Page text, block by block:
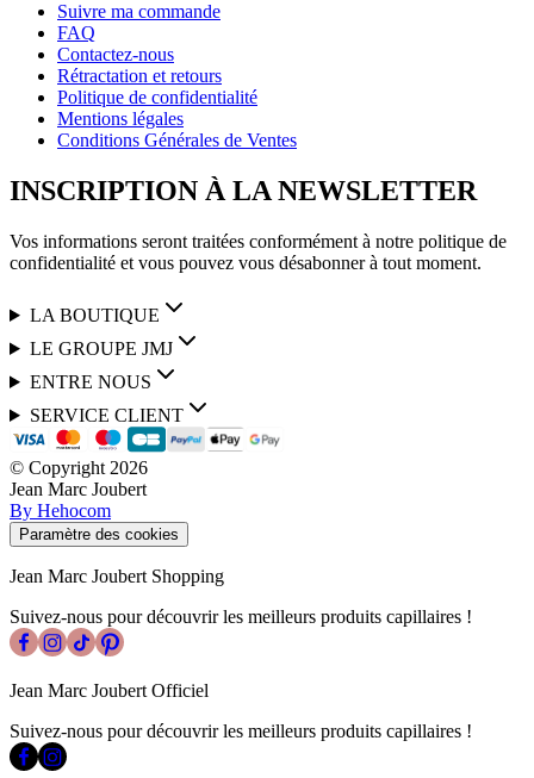
Suivre ma commande
FAQ
Contactez-nous
Rétractation et retours
Politique de confidentialité
Mentions légales
Conditions Générales de Ventes
INSCRIPTION À LA NEWSLETTER
Vos informations seront traitées conformément à notre politique de
confidentialité et vous pouvez vous désabonner à tout moment.
LA BOUTIQUE
LE GROUPE JMJ
ENTRE NOUS
SERVICE CLIENT
© Copyright 2026
Jean Marc Joubert
By Hehocom
Paramètre des cookies
Jean Marc Joubert Shopping
Suivez-nous pour découvrir les meilleurs produits capillaires !
Jean Marc Joubert Officiel
Suivez-nous pour découvrir les meilleurs produits capillaires !